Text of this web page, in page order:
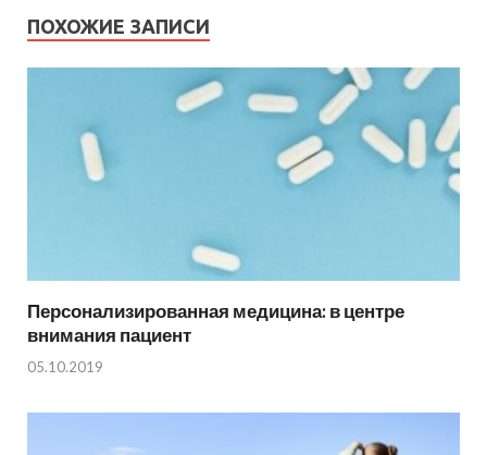
ПОХОЖИЕ ЗАПИСИ
Персонализированная медицина: в центре
внимания пациент
05.10.2019